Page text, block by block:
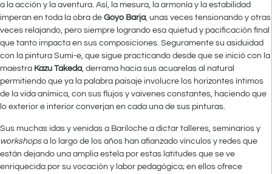
a la acción y la aventura. Así, la mesura, la armonía y la estabilidad
imperan en toda la obra de Goyo Barja, unas veces tensionando y otras
veces relajando, pero siempre logrando esa quietud y pacificación final
que tanto impacta en sus composiciones. Seguramente su asiduidad
con la pintura Sumi-e, que sigue practicando desde que se inició con la
maestra Kazu Takeda, derrama hacia sus acuarelas al natural
permitiendo que ya la palabra paisaje involucre los horizontes íntimos
de la vida anímica, con sus flujos y vaivenes constantes, haciendo que
lo exterior e interior converjan en cada una de sus pinturas.
Sus muchas idas y venidas a Bariloche a dictar talleres, seminarios y
workshopsa lo largo de los años han afianzado vínculos y redes que
están dejando una amplia estela por estas latitudes que se ve
enriquecida por su vocación y labor pedagógica; en ellos ofrece